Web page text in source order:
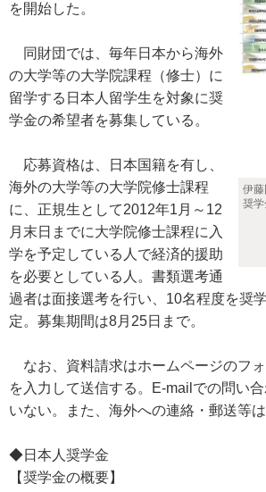
伊
奨
を開始した。
同財団では、毎年日本から海外
の大学等の大学院課程（修士）に
留学する日本人留学生を対象に奨
学金の希望者を募集している。
応募資格は、日本国籍を有し、
海外の大学等の大学院修士課程
に、正規生として2012年1月～12
月末日までに大学院修士課程に入
学を予定している人で経済的援助
を必要としている人。書類選考通
過者は面接選考を行い、10名程度を奨
定。募集期間は8月25日まで。
なお、資料請求はホームページのフ
を入力して送信する。E-mailでの問い
いない。また、海外への連絡・郵送等は
◆日本人奨学金
【奨学金の概要】